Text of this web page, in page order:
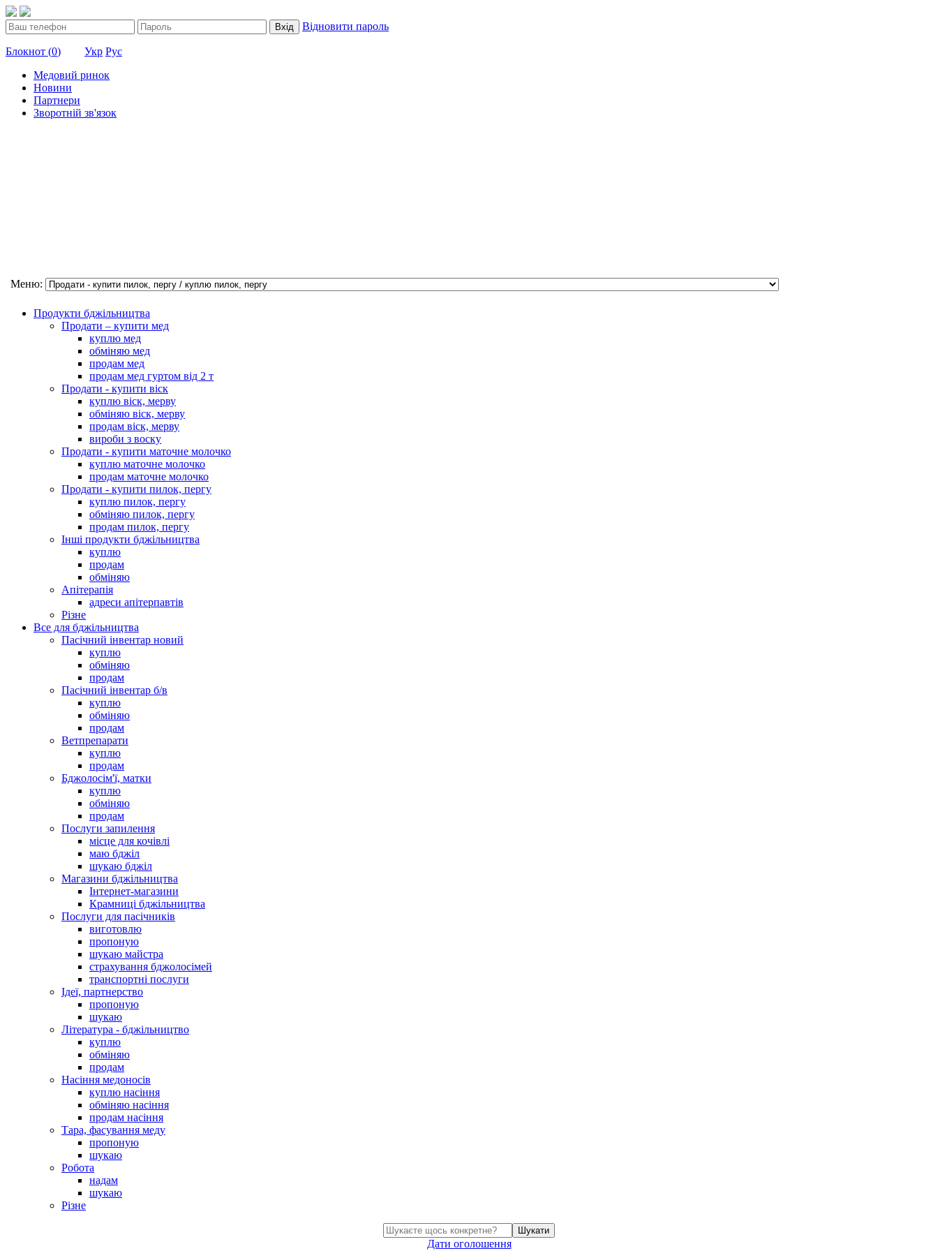
Вхід Відновити пароль
Блокнот (0) Укр Рус
Медовий ринок
Новини
Партнери
Зворотній зв'язок
Меню:
Продукти бджільництва
Продати – купити мед
куплю мед
обміняю мед
продам мед
продам мед гуртом від 2 т
Продати - купити віск
куплю віск, мерву
обміняю віск, мерву
продам віск, мерву
вироби з воску
Продати - купити маточне молочко
куплю маточне молочко
продам маточне молочко
Продати - купити пилок, пергу
куплю пилок, пергу
обміняю пилок, пергу
продам пилок, пергу
Інші продукти бджільництва
куплю
продам
обміняю
Апітерапія
адреси апітерпавтів
Різне
Все для бджільництва
Пасічний інвентар новий
куплю
обміняю
продам
Пасічний інвентар б/в
куплю
обміняю
продам
Ветпрепарати
куплю
продам
Бджолосім'ї, матки
куплю
обміняю
продам
Послуги запилення
місце для кочівлі
маю бджіл
шукаю бджіл
Магазини бджільництва
Інтернет-магазини
Крамниці бджільництва
Послуги для пасічників
виготовлю
пропоную
шукаю майстра
страхування бджолосімей
транспортні послуги
Ідеї, партнерство
пропоную
шукаю
Література - бджільництво
куплю
обміняю
продам
Насіння медоносів
куплю насіння
обміняю насіння
продам насіння
Тара, фасування меду
пропоную
шукаю
Робота
надам
шукаю
Різне
Шукати
Дати оголошення